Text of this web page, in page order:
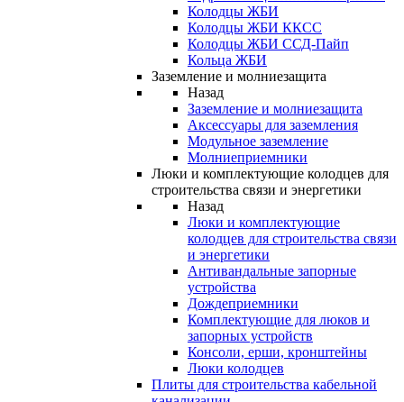
Колодцы ЖБИ
Колодцы ЖБИ ККСС
Колодцы ЖБИ ССД-Пайп
Кольца ЖБИ
Заземление и молниезащита
Назад
Заземление и молниезащита
Аксессуары для заземления
Модульное заземление
Молниеприемники
Люки и комплектующие колодцев для
строительства связи и энергетики
Назад
Люки и комплектующие
колодцев для строительства связи
и энергетики
Антивандальные запорные
устройства
Дождеприемники
Комплектующие для люков и
запорных устройств
Консоли, ерши, кронштейны
Люки колодцев
Плиты для строительства кабельной